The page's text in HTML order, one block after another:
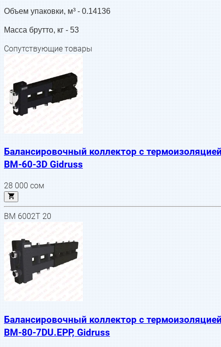
Объем упаковки, м³ -0.14136
Масса брутто, кг -53
Сопутствующие товары
Балансировочный коллектор с
BM-60-3D Gidruss
28 000сом
BM 6002T 20
Балансировочный коллектор с
BM-80-7DU.EPP, Gidruss